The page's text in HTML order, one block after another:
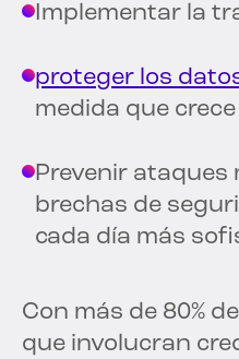
Implementar la
proteger los
medida que
Prevenir ataques
brechas de
cada día más
Con más de 80%
que involucran